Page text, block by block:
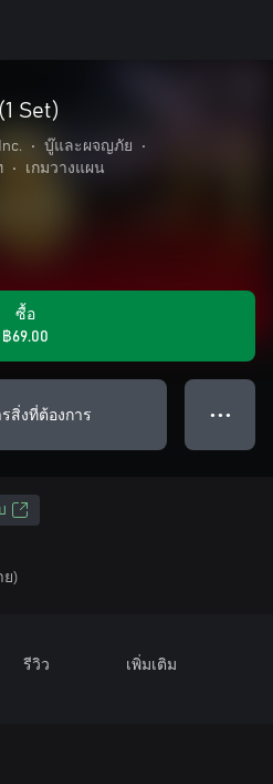
Set)
• บู๊และผจญภัย
•
• เกมวางแผน
ซื้อ
฿69.00
สิ่งที่ต้องการ ● ● ●
)
รีวิว เพิ่มเติม